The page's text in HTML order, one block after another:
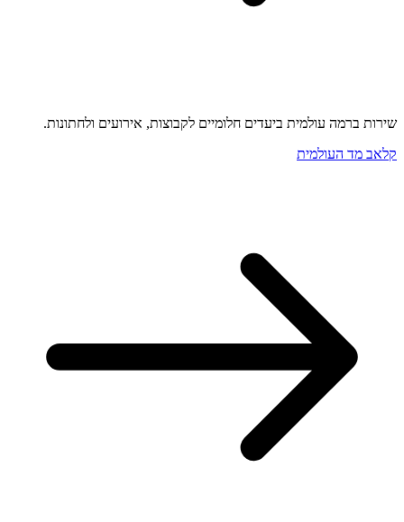
שירות ברמה עולמית ביעדים חלומיים לקבוצות, אירועים ולחתונות.
קלאב מד העולמית